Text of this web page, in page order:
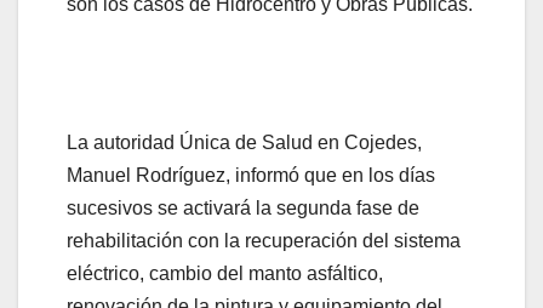
son los casos de Hidrocentro y Obras Públicas.
La autoridad Única de Salud en Cojedes,
Manuel Rodríguez, informó que en los días
sucesivos se activará la segunda fase de
rehabilitación con la recuperación del sistema
eléctrico, cambio del manto asfáltico,